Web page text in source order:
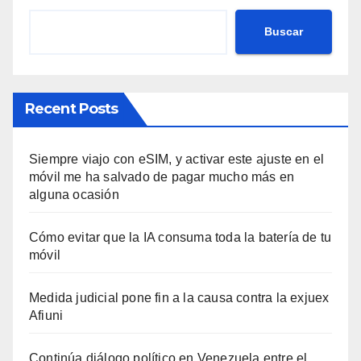
Buscar
Recent Posts
Siempre viajo con eSIM, y activar este ajuste en el
móvil me ha salvado de pagar mucho más en
alguna ocasión
Cómo evitar que la IA consuma toda la batería de tu
móvil
Medida judicial pone fin a la causa contra la exjuex
Afiuni
Continúa diálogo político en Venezuela entre el